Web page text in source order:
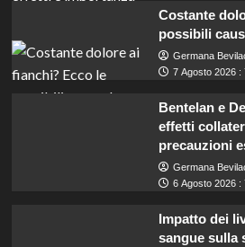
Costante
possibili
Germana
7 Agosto 2026 :
Bentelan e
effetti
precauzioni
Germana
6 Agosto 2026 :
Impatto dei
sangue sulla